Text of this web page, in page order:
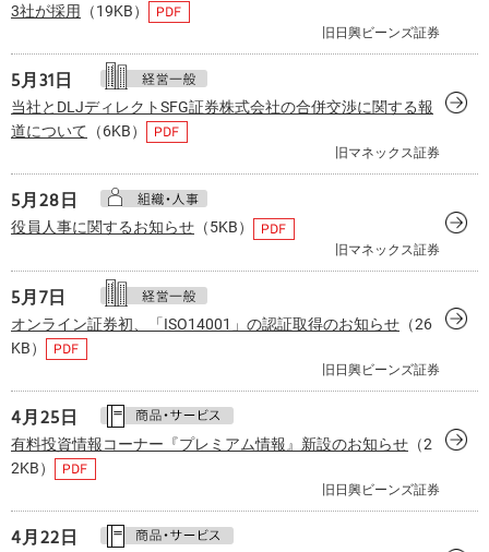
3社が採用
（19KB）
旧日興ビーンズ証券
5月31日
当社とDLJディレクトSFG証券株式会社の合併交渉に関する報
道について （6KB）
旧マネックス証券
5月28日
役員人事に関するお知らせ （5KB）
旧マネックス証券
5月7日
オンライン証券初、「ISO14001」の認証取得のお知らせ （26
KB）
旧日興ビーンズ証券
4月25日
有料投資情報コーナー『プレミアム情報』新設のお知らせ （2
2KB）
旧日興ビーンズ証券
4月22日